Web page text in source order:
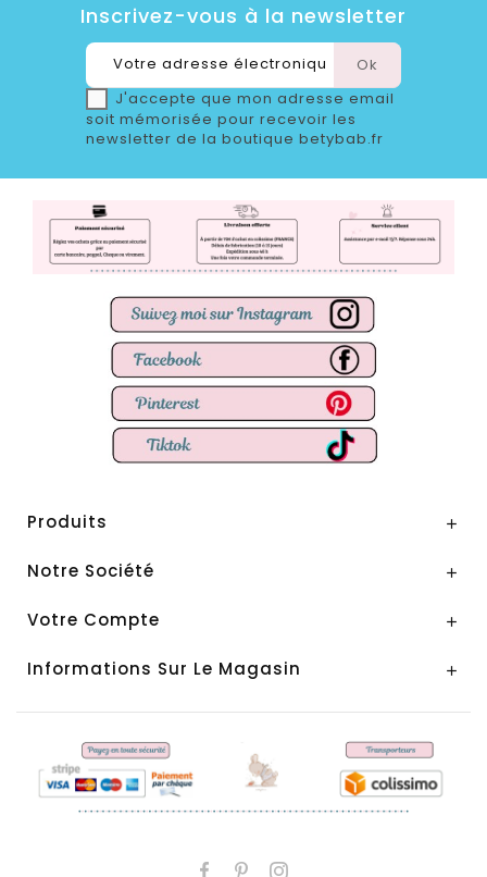
Inscrivez-vous à la newsletter
J'accepte que mon adresse email
soit mémorisée pour recevoir les
newsletter de la boutique betybab.fr
Produits 
Notre Société 
Votre Compte 
Informations Sur Le Magasin 